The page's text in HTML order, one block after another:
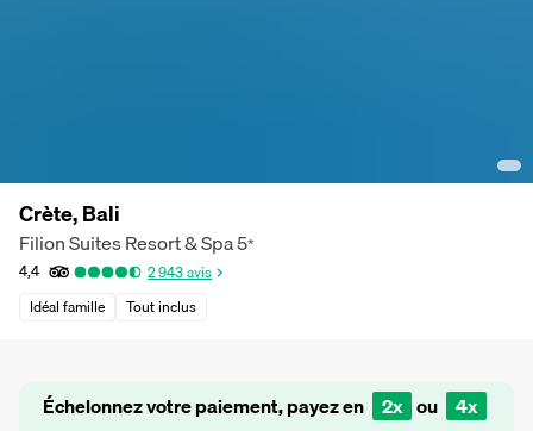
Crète, Bali
Filion Suites Resort & Spa5*
4,4 2 943avis
Idéal famille
Tout inclus
Échelonnez votre paiement, payez en 2x ou 4x